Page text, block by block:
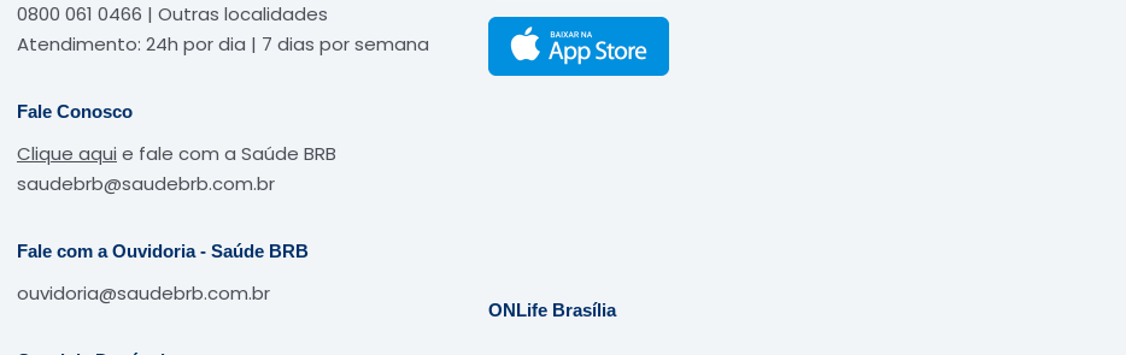
0800 061 0466 | Outras localidades
Atendimento: 24h por dia | 7 dias por semana
Fale Conosco
Clique aqui e fale com a Saúde BRB
saudebrb@saudebrb.com.br
Fale com a Ouvidoria - Saúde BRB
ouvidoria@saudebrb.com.br
ONLife Brasília